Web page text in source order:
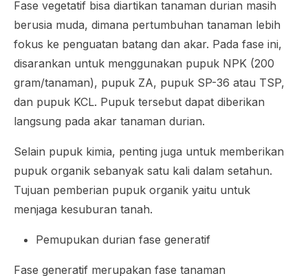
Fase vegetatif bisa diartikan tanaman durian masih
berusia muda, dimana pertumbuhan tanaman lebih
fokus ke penguatan batang dan akar. Pada fase ini,
disarankan untuk menggunakan pupuk NPK (200
gram/tanaman), pupuk ZA, pupuk SP-36 atau TSP,
dan pupuk KCL. Pupuk tersebut dapat diberikan
langsung pada akar tanaman durian.
Selain pupuk kimia, penting juga untuk memberikan
pupuk organik sebanyak satu kali dalam setahun.
Tujuan pemberian pupuk organik yaitu untuk
menjaga kesuburan tanah.
Pemupukan durian fase generatif
Fase generatif merupakan fase tanaman